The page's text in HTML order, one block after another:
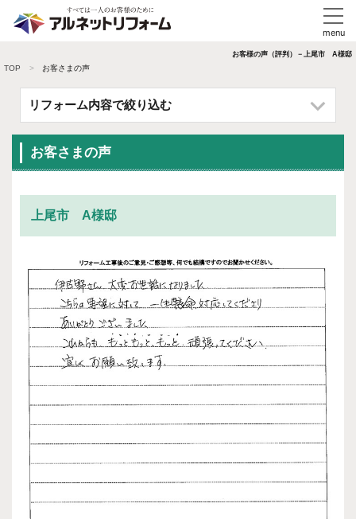
お客様の声（評判）－上尾市 A様邸
TOP お客さまの声
リフォーム内容で絞り込む
お客さまの声
上尾市 A様邸